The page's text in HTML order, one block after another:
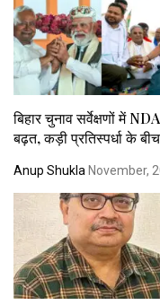
बिहार चुनाव सर्वेक्षणों में
बढ़त, कड़ी प्रतिस्पर्धा के बीच
Anup Shukla November,